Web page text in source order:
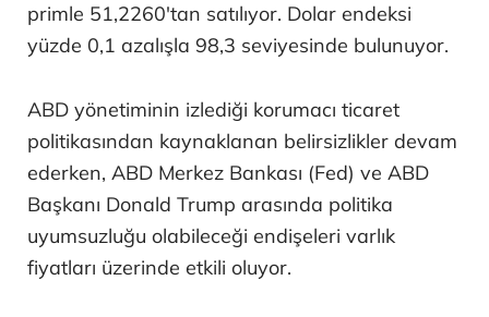
primle 51,2260'tan satılıyor. Dolar endeksi
yüzde 0,1 azalışla 98,3 seviyesinde bulunuyor.
ABD yönetiminin izlediği korumacı ticaret
politikasından kaynaklanan belirsizlikler devam
ederken, ABD Merkez Bankası (Fed) ve ABD
Başkanı Donald Trump arasında politika
uyumsuzluğu olabileceği endişeleri varlık
fiyatları üzerinde etkili oluyor.